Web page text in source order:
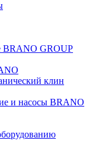
BRANO GROUP
клин
и насосы BRANO